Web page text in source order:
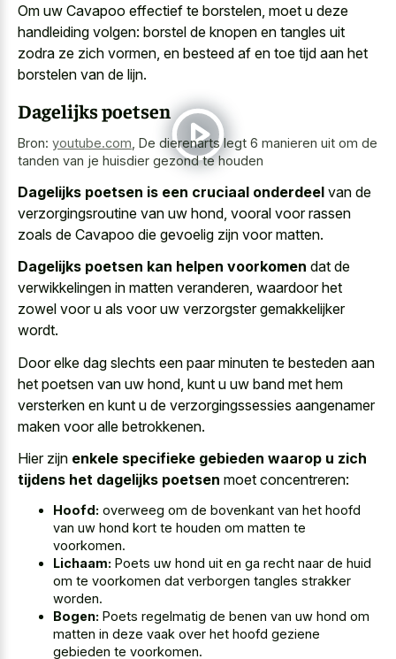
Om uw Cavapoo effectief te borstelen, moet u deze
handleiding volgen: borstel de knopen en tangles uit
zodra ze zich vormen, en besteed af en toe tijd aan het
borstelen van de lijn.
Dagelijks poetsen
Bron: youtube.com De dierenarts legt 6 manieren uit om de
tanden van je huisdier gezond te houden
Dagelijks poetsen is een cruciaal onderdeel van de
verzorgingsroutine van uw hond, vooral voor rassen
zoals de Cavapoo die gevoelig zijn voor matten.
Dagelijks poetsen kan helpen voorkomen dat de
verwikkelingen in matten veranderen, waardoor het
zowel voor u als voor uw verzorgster gemakkelijker
wordt.
Door elke dag slechts een paar minuten te besteden aan
het poetsen van uw hond, kunt u uw band met hem
versterken en kunt u de verzorgingssessies aangenamer
maken voor alle betrokkenen.
Hier zijn enkele specifieke gebieden waarop u zich
tijdens het dagelijks poetsen moet concentreren:
Hoofd: overweeg om de bovenkant van het hoofd
van uw hond kort te houden om matten te
voorkomen.
Lichaam: Poets uw hond uit en ga recht naar de huid
om te voorkomen dat verborgen tangles strakker
worden.
Bogen: Poets regelmatig de benen van uw hond om
matten in deze vaak over het hoofd geziene
gebieden te voorkomen.